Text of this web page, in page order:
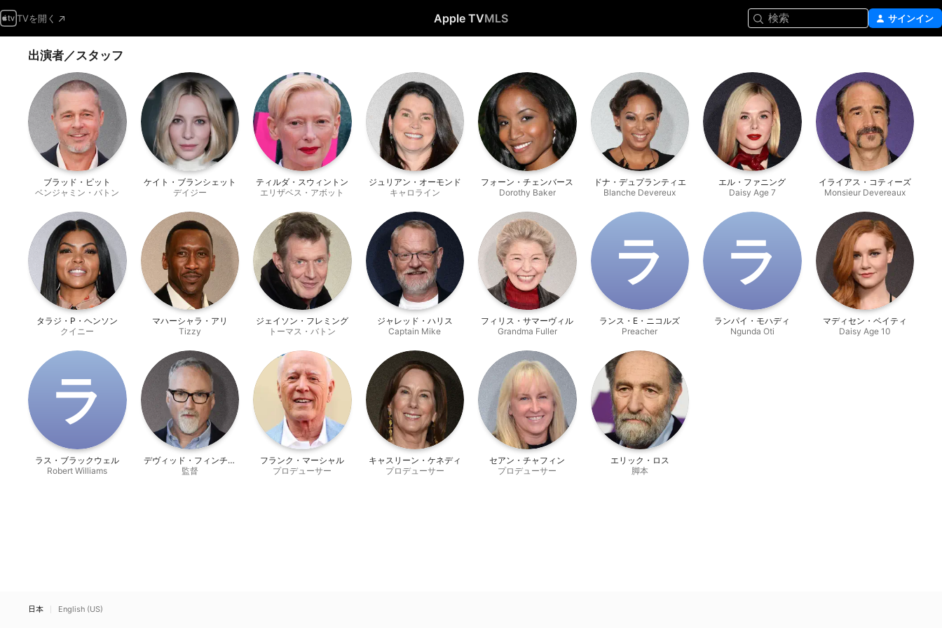
TVを開く Apple TVMLS 検索 サインイン
出演者／スタッフ
ブラッド・ピット
ベンジャミン・バトン
ケイト・ブランシェット
デイジー
ティルダ・スウィントン
エリザベス・アボット
ジュリアン・オーモンド
キャロライン
フォーン・チェンバース
Dorothy Baker
ドナ・デュプランティエ
Blanche Devereux
エル・ファニング
Daisy Age 7
イライアス・コティーズ
Monsieur Devereaux
タラジ・P・ヘンソン
クイニー
マハーシャラ・アリ
Tizzy
ジェイソン・フレミング
トーマス・バトン
ジャレッド・ハリス
Captain Mike
フィリス・サマーヴィル
Grandma Fuller
ラ
ランス・E・ニコルズ
Preacher
ラ
ランパイ・モハディ
Ngunda Oti
マディセン・ベイティ
Daisy Age 10
ラ
ラス・ブラックウェル
Robert Williams
デヴィッド・フィンチャ
ー
監督
フランク・マーシャル
プロデューサー
キャスリーン・ケネディ
プロデューサー
セアン・チャフィン
プロデューサー
エリック・ロス
脚本
日本 English (US)